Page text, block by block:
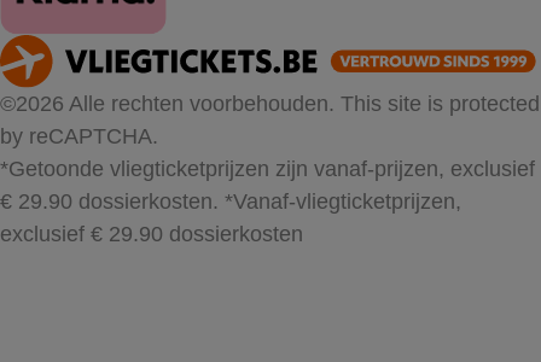
©2026 Alle rechten voorbehouden. This site is protected
by reCAPTCHA.
*Getoonde vliegticketprijzen zijn vanaf-prijzen, exclusief
€ 29.90 dossierkosten. *Vanaf-vliegticketprijzen,
exclusief € 29.90 dossierkosten